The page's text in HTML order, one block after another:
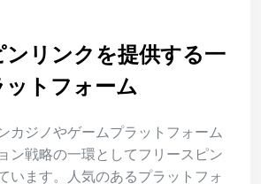
ンリンクを提供する一
トフォーム
カジノやゲームプラットフォーム
ン戦略の一環としてフリースピン
います。人気のあるプラットフォ